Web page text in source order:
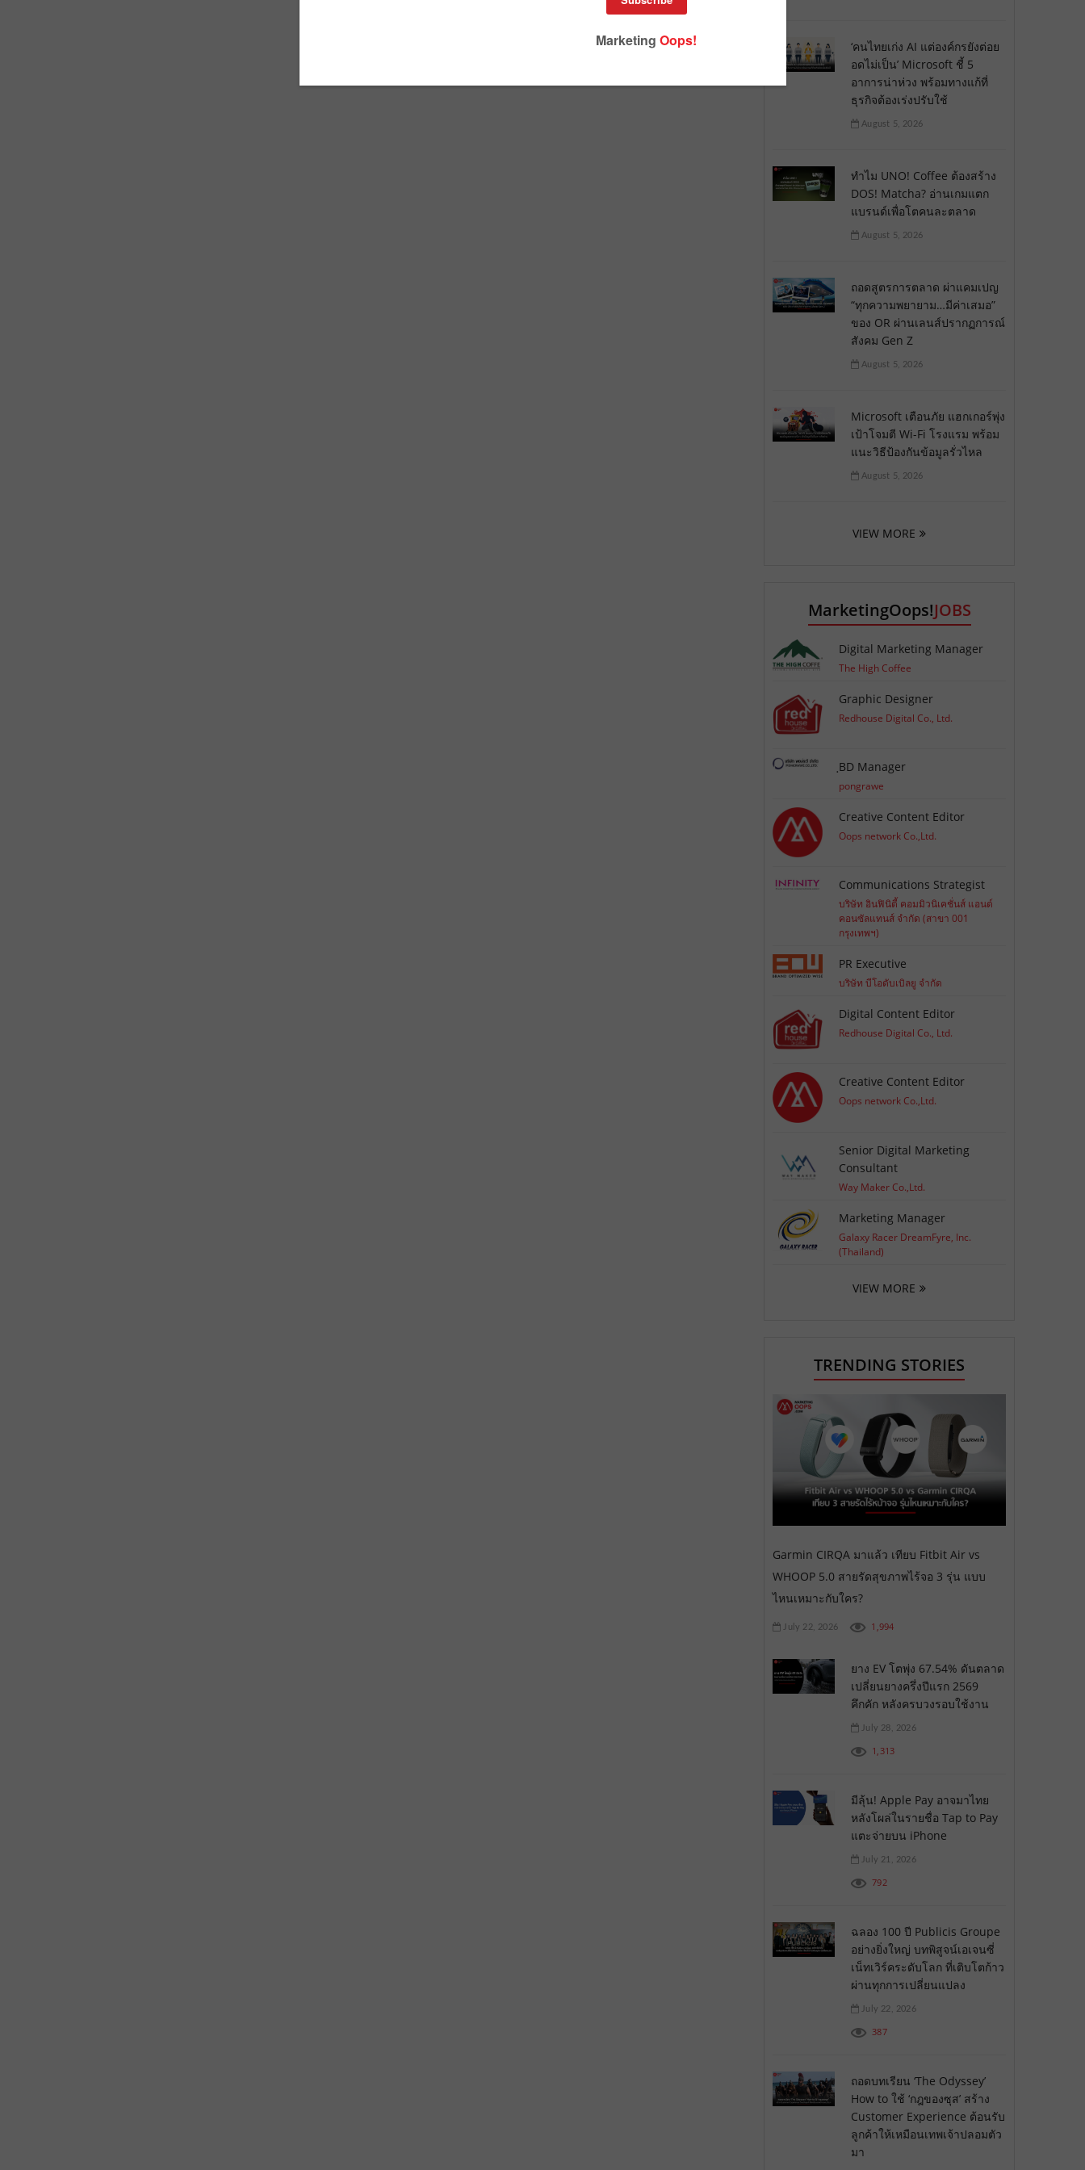
‘คนไทยเก่ง AI แต่องค์กรยังต่อย
อดไม่เป็น’ Microsoft ชี้ 5
อาการน่าห่วง พร้อมทางแก้ที่
ธุรกิจต้องเร่งปรับใช้
August 5, 2026
ทำไม UNO! Coffee ต้องสร้าง
DOS! Matcha? อ่านเกมแตก
แบรนด์เพื่อโตคนละตลาด
August 5, 2026
ถอดสูตรการตลาด ผ่าแคมเปญ
“ทุกความพยายาม…มีค่าเสมอ”
ของ OR ผ่านเลนส์ปรากฏการณ์
สังคม Gen Z
August 5, 2026
Microsoft เตือนภัย แฮกเกอร์พุ่ง
เป้าโจมตี Wi-Fi โรงแรม พร้อม
แนะวิธีป้องกันข้อมูลรั่วไหล
August 5, 2026
VIEW MORE
MarketingOops!JOBS
Digital Marketing Manager
The High Coffee
Graphic Designer
Redhouse Digital Co., Ltd.
ฺBD Manager
pongrawe
Creative Content Editor
Oops network Co.,Ltd.
Communications Strategist
บริษัท อินฟินิตี้ คอมมิวนิเคชั่นส์ แอนด์
คอนซัลแทนส์ จำกัด (สาขา 001
กรุงเทพฯ)
PR Executive
บริษัท บีโอดับเบิลยู จำกัด
Digital Content Editor
Redhouse Digital Co., Ltd.
Creative Content Editor
Oops network Co.,Ltd.
Senior Digital Marketing
Consultant
Way Maker Co.,Ltd.
Marketing Manager
Galaxy Racer DreamFyre, Inc.
(Thailand)
VIEW MORE
TRENDING STORIES
Garmin CIRQA มาแล้ว เทียบ Fitbit Air vs
WHOOP 5.0 สายรัดสุขภาพไร้จอ 3 รุ่น แบบ
ไหนเหมาะกับใคร?
July 22, 2026 1,994
ยาง EV โตพุ่ง 67.54% ดันตลาด
เปลี่ยนยางครึ่งปีแรก 2569
คึกคัก หลังครบวงรอบใช้งาน
July 28, 2026
1,313
มีลุ้น! Apple Pay อาจมาไทย
หลังโผล่ในรายชื่อ Tap to Pay
แตะจ่ายบน iPhone
July 21, 2026
792
ฉลอง 100 ปี Publicis Groupe
อย่างยิ่งใหญ่ บทพิสูจน์เอเจนซี่
เน็ทเวิร์คระดับโลก ที่เติบโตก้าว
ผ่านทุกการเปลี่ยนแปลง
July 22, 2026
387
ถอดบทเรียน ‘The Odyssey’
How to ใช้ ‘กฎของซุส’ สร้าง
Customer Experience ต้อนรับ
ลูกค้าให้เหมือนเทพเจ้าปลอมตัว
มา